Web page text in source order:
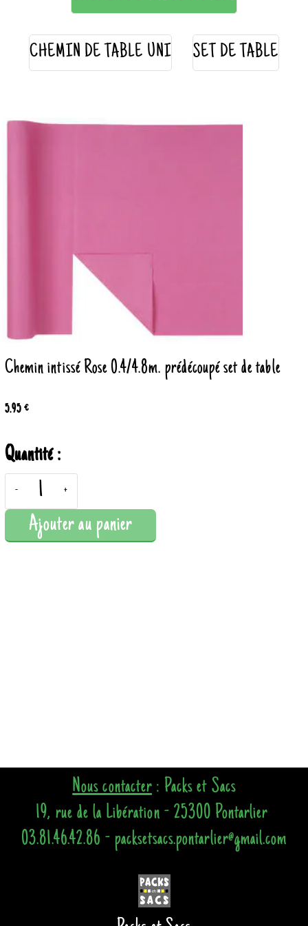
CHEMIN DE TABLE UNI SET DE TABLE
Chemin intissé Rose 0.4/4.8m. prédécoupé set de table
5.95 €
Quantité :
- +
Ajouter au panier
Nous contacter: Packs et Sacs
19, rue de la Libération - 25300 Pontarlier
03.81.46.42.86 - packsetsacs.pontarlier@gmail.com